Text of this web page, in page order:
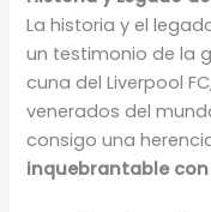
La historia y el
un testimonio de la
cuna del Liverpool
venerados del
consigo una
inquebrantable